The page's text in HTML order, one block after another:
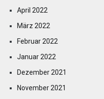
April 2022
März 2022
Februar 2022
Januar 2022
Dezember 2021
November 2021